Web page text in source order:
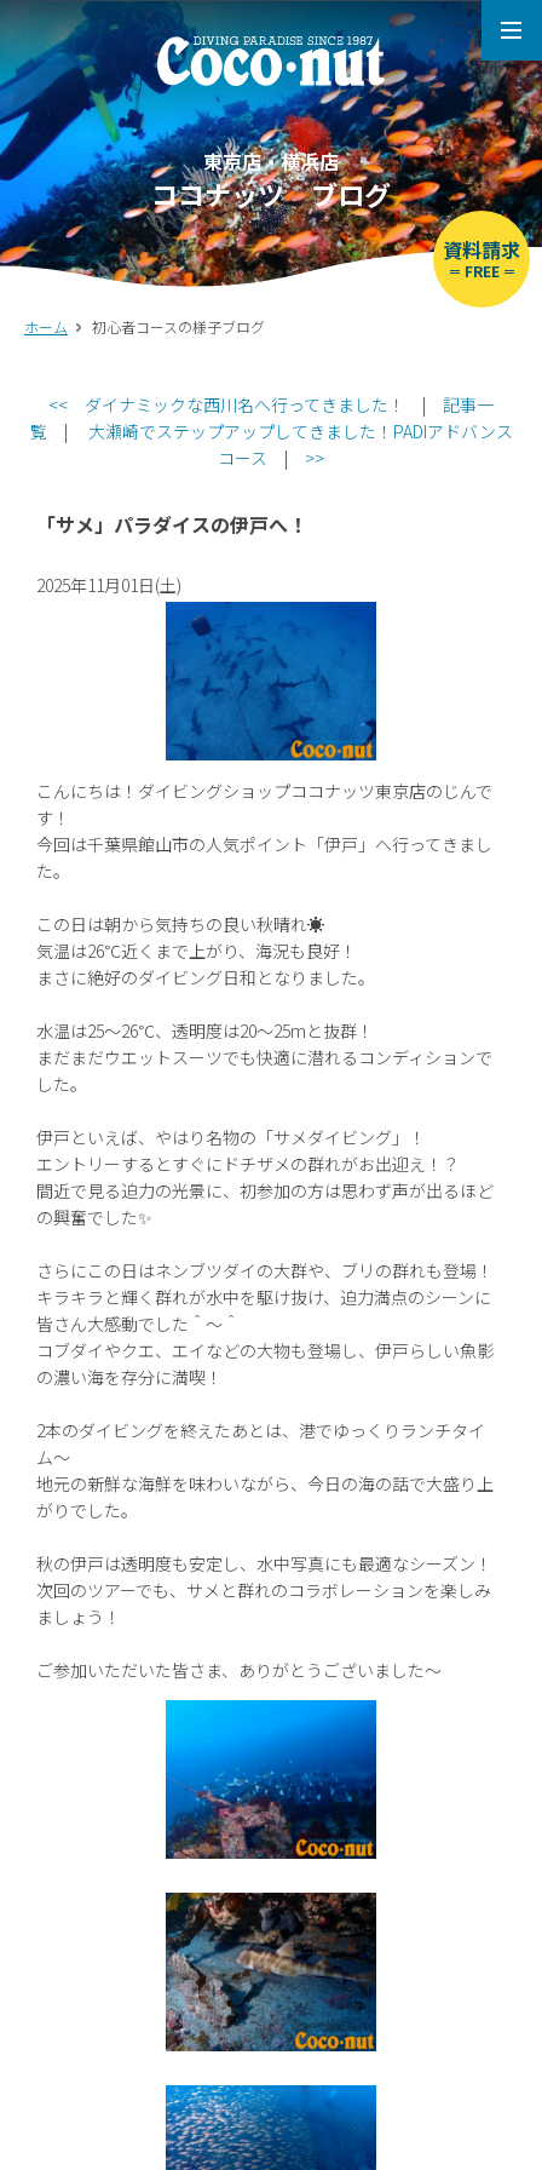
ホーム 初心者コースの様子ブログ
東京店・横浜店
ココナッツ ブログ
資料請求
FREE
<< ダイナミックな西川名へ行ってきました！ | 記事一
覧 |
大瀬崎でステップアップしてきました！PADIアドバンス
コース | >>
「サメ」パラダイスの伊戸へ！
2025年11月01日(土)
こんにちは！ダイビングショップココナッツ東京店のじんで
す！
今回は千葉県館山市の人気ポイント「伊戸」へ行ってきまし
た。
この日は朝から気持ちの良い秋晴れ☀️
気温は26℃近くまで上がり、海況も良好！
まさに絶好のダイビング日和となりました。
水温は25〜26℃、透明度は20〜25mと抜群！
まだまだウエットスーツでも快適に潜れるコンディションで
した。
伊戸といえば、やはり名物の「サメダイビング」！
エントリーするとすぐにドチザメの群れがお出迎え！？
間近で見る迫力の光景に、初参加の方は思わず声が出るほど
の興奮でした✨
さらにこの日はネンブツダイの大群や、ブリの群れも登場！
キラキラと輝く群れが水中を駆け抜け、迫力満点のシーンに
皆さん大感動でした＾〜＾
コブダイやクエ、エイなどの大物も登場し、伊戸らしい魚影
の濃い海を存分に満喫！
2本のダイビングを終えたあとは、港でゆっくりランチタイ
ム〜
地元の新鮮な海鮮を味わいながら、今日の海の話で大盛り上
がりでした。
秋の伊戸は透明度も安定し、水中写真にも最適なシーズン！
次回のツアーでも、サメと群れのコラボレーションを楽しみ
ましょう！
ご参加いただいた皆さま、ありがとうございました〜